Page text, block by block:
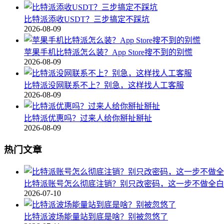
比特派添收USDT？三步搞定不踩坑
2026-08-09
苹果手机比特派怎么装？App Store搜不到的别慌
2026-08-09
比特派没网联系不上？别急，这样找人工客服
2026-08-09
比特派优惠吗？过来人给你掰扯掰扯
2026-08-09
热门文章
比特派账号怎么彻底注销？别只改密码，这一步不做全
2026-07-10
比特派波场能量站到底是啥？别被忽悠了